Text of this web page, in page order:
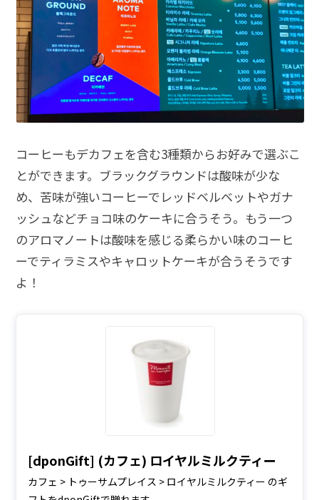
コーヒーもデカフェを含む3種類からお好みで選ぶこ
とができます。ブラックグラウンドは酸味が少な
め、苦味が強いコーヒーでレッドベルベットやガナ
ッシュなどチョコ味のケーキに合うそう。もう一つ
のアロマノートは酸味を感じる柔らかい味のコーヒ
ーでティラミスやキャロットケーキが合うそうです
よ！
[dponGift] (カフェ) ロイヤルミルクティー
カフェ > トゥーサムプレイス > ロイヤルミルクティー のギ